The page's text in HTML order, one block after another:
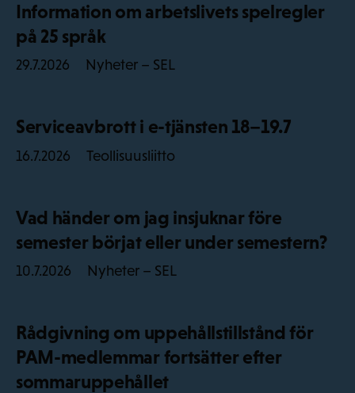
Information om arbetslivets spelregler
på 25 språk
29.7.2026 Nyheter – SEL
Serviceavbrott i e-tjänsten 18–19.7
16.7.2026 Teollisuusliitto
Vad händer om jag insjuknar före
semester börjat eller under semestern?
10.7.2026 Nyheter – SEL
Rådgivning om uppehållstillstånd för
PAM-medlemmar fortsätter efter
sommaruppehållet